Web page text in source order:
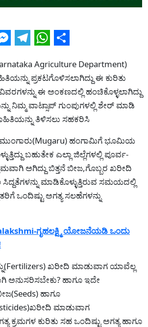
Telegram
WhatsApp
Share
Agriculture Department)
ಪ್ರಕಟಗೊಳಿಸಲಾಗಿದ್ದು ಈ ಕುರಿತು
ಈ ಅಂಕಣದಲ್ಲಿ ಹಂಚಿಕೊಳ್ಳಲಾಗಿದ್ದು
ನಿಮ್ಮ ವಾಟ್ಸಾಪ್ ಗುಂಪುಗಳಲ್ಲಿ ಶೇರ್ ಮಾಡಿ
ತಿಳಿಸಲು ಸಹಕರಿಸಿ
ಮುಂಗಾರು(Mugaru) ಹಂಗಾಮಿಗೆ ಭೂಮಿಯ
ಬಹುತೇಕ ಎಲ್ಲಾ ಜಿಲ್ಲೆಗಳಲ್ಲಿ ಪೂರ್ವ-
ಅಗಿದ್ದು ಬಿತ್ತನೆ ಬೀಜ,ಗೊಬ್ಬರ ಖರೀದಿ
ಮಾಡಿಕೊಳ್ಳುತ್ತಿರುವ ಸಮಯದಲ್ಲಿ
ಒಂದಿಷ್ಟು ಅಗತ್ಯ ಸಲಹೆಗಳನ್ನು
ಗೃಹಲಕ್ಷ್ಮಿ ಯೋಜನೆಯಡಿ ಒಂದು
ಖರೀದಿ ಮಾಡುವಾಗ ಯಾವೆಲ್ಲ
ಅನುಸರಿಸಬೇಕು? ಹಾಗೂ ಇದೇ
ಹಾಗೂ
ಮಾಡುವಾಗ
ಕ್ರಮಗಳ ಕುರಿತು ಸಹ ಒಂದಿಷ್ಟು ಅಗತ್ಯ ಹಾಗೂ